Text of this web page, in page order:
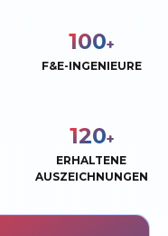
100+
F&E-INGENIEURE
120+
ERHALTENE
AUSZEICHNUNGEN